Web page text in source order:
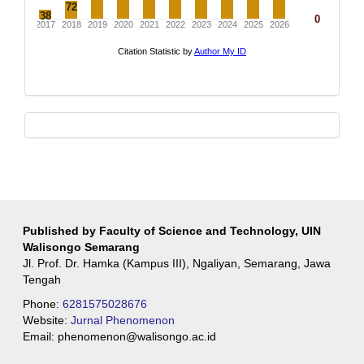
whatsapp
Published by Faculty of Science and Technology, UIN
Walisongo Semarang
Jl. Prof. Dr. Hamka (Kampus III), Ngaliyan, Semarang, Jawa
Tengah
Phone: 6281575028676
Website: Jurnal Phenomenon
Email: phenomenon@walisongo.ac.id